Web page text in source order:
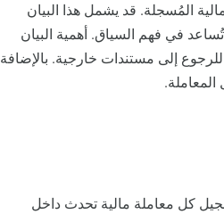
المُسجلة. قد يشمل هذا البيان
في فهم السياق. أهمية البيان
إلى مستندات خارجية. بالإضافة
المعاملة.
كل معاملة مالية تحدث داخل